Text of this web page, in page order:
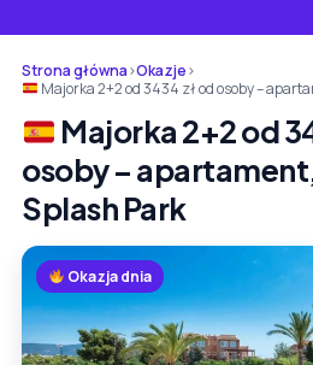
Strona główna›Okazje›
Majorka 2+2 od 3434 zł od osoby –
Majorka 2+2 od
osoby –
Splash Park
Okazja dnia